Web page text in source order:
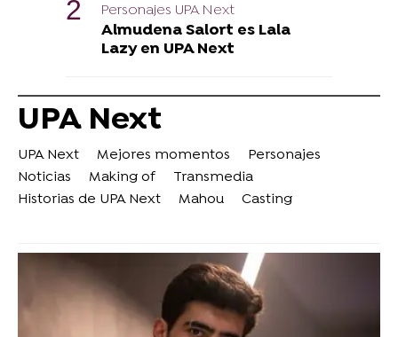
Personajes UPA Next
Almudena Salort es Lala
Lazy en UPA Next
UPA Next
UPA Next Mejores momentos
Personajes
Noticias
Making of
Transmedia
Historias de UPA Next
Mahou Casting